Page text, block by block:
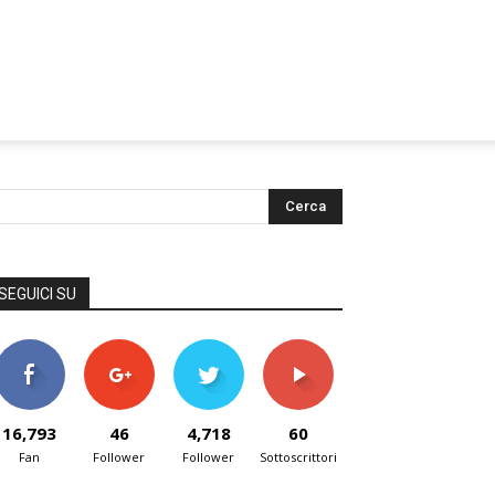
SU
16,793
Fan
46
Follower
4,718
Follower
60
Sottoscrittori